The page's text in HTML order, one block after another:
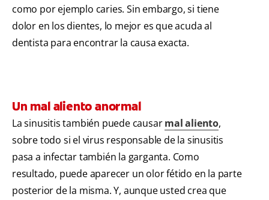
como por ejemplo caries. Sin embargo, si tiene
dolor en los dientes, lo mejor es que acuda al
dentista para encontrar la causa exacta.
Un mal aliento anormal
La sinusitis también puede causarmal aliento,
sobre todo si el virus responsable de la sinusitis
pasa a infectar también la garganta. Como
resultado, puede aparecer un olor fétido en la parte
posterior de la misma. Y, aunque usted crea que